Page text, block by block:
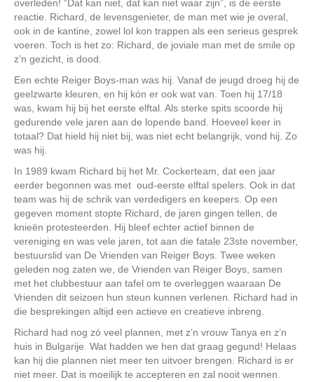
overleden! “Dat kan niet, dat kan niet waar zijn”, is de eerste
reactie. Richard, de levensgenieter, de man met wie je overal,
ook in de kantine, zowel lol kon trappen als een serieus gesprek
voeren. Toch is het zo: Richard, de joviale man met de smile op
z’n gezicht, is dood.
Een echte Reiger Boys-man was hij. Vanaf de jeugd droeg hij de
geelzwarte kleuren, en hij kón er ook wat van. Toen hij 17/18
was, kwam hij bij het eerste elftal. Als sterke spits scoorde hij
gedurende vele jaren aan de lopende band. Hoeveel keer in
totaal? Dat hield hij niet bij, was niet echt belangrijk, vond hij. Zo
was hij.
In 1989 kwam Richard bij het Mr. Cockerteam, dat een jaar
eerder begonnen was met oud-eerste elftal spelers. Ook in dat
team was hij de schrik van verdedigers en keepers. Op een
gegeven moment stopte Richard, de jaren gingen tellen, de
knieën protesteerden. Hij bleef echter actief binnen de
vereniging en was vele jaren, tot aan die fatale 23ste november,
bestuurslid van De Vrienden van Reiger Boys. Twee weken
geleden nog zaten we, de Vrienden van Reiger Boys, samen
met het clubbestuur aan tafel om te overleggen waaraan De
Vrienden dit seizoen hun steun kunnen verlenen. Richard had in
die besprekingen altijd een actieve en creatieve inbreng.
Richard had nog zó veel plannen, met z’n vrouw Tanya en z’n
huis in Bulgarije. Wat hadden we hen dat graag gegund! Helaas
kan hij die plannen niet meer ten uitvoer brengen. Richard is er
niet meer. Dat is moeilijk te accepteren en zal nooit wennen.